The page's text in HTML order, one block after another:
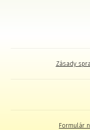
Zásady
Formulár